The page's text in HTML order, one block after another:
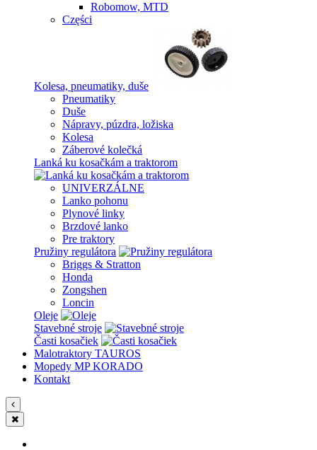
Robomow, MTD
Części
Kolesa, pneumatiky, duše
Pneumatiky
Duše
Nápravy, púzdra, ložiska
Kolesa
Záberové kolečká
Lanká ku kosačkám a traktorom
UNIVERZÁLNE
Lanko pohonu
Plynové linky
Brzdové lanko
Pre traktory
Pružiny regulátora
Briggs & Stratton
Honda
Zongshen
Loncin
Oleje
Stavebné stroje
Časti kosačiek
Malotraktory TAUROS
Mopedy MP KORADO
Kontakt